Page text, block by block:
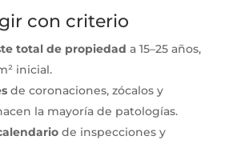
con criterio
total de propiedad a 15–25 años,
inicial.
de coronaciones, zócalos y
la mayoría de patologías.
de inspecciones y